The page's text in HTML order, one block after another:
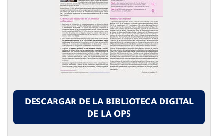
DESCARGAR DE LA BIBLIOTECA DIGITAL
DE LA OPS